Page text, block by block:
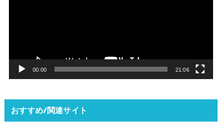
00:00 21:06
おすすめ/関連サイト